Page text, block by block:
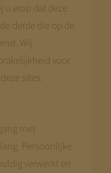
u erop dat deze
derde die op de
Wij
voor
sites.
met
Persoonlijke
verwerkt en